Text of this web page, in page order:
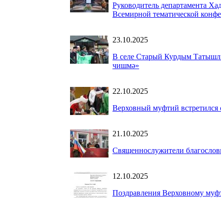
Руководитель департамента
Всемирной тематической
23.10.2025
В селе Старый Курдым
чишмә»
22.10.2025
Верховный муфтий
21.10.2025
Священнослужители
12.10.2025
Поздравления Верховному